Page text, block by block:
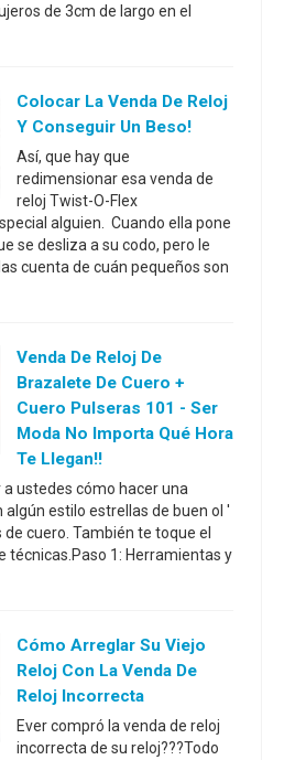
de 3cm de largo en el
Colocar La Venda De Reloj
Y Conseguir Un Beso!
Así, que hay que
redimensionar esa venda de
reloj Twist-O-Flex
alguien. Cuando ella pone
se desliza a su codo, pero le
cuenta de cuán pequeños son
Venda De Reloj De
Brazalete De Cuero +
Cuero Pulseras 101 - Ser
Moda No Importa Qué Hora
Te Llegan!!
ustedes cómo hacer una
algún estilo estrellas de buen ol '
cuero. También te toque el
técnicas.Paso 1: Herramientas y
Cómo Arreglar Su Viejo
Reloj Con La Venda De
Reloj Incorrecta
Ever compró la venda de reloj
incorrecta de su reloj???Todo